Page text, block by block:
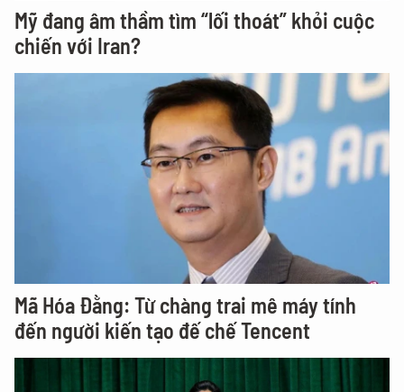
Mỹ đang âm thầm tìm “lối thoát” khỏi cuộc
chiến với Iran?
Mã Hóa Đằng: Từ chàng trai mê máy tính
đến người kiến tạo đế chế Tencent